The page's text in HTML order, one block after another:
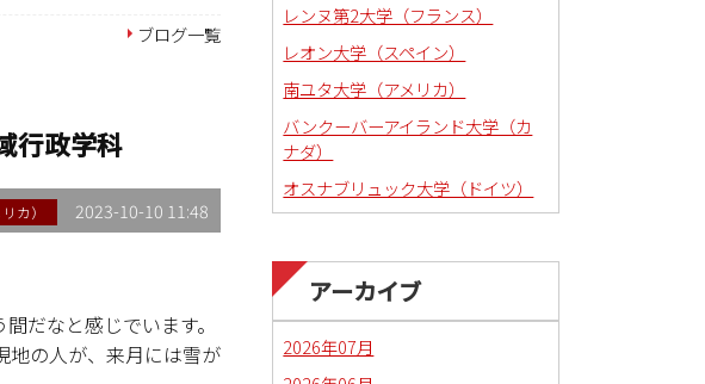
ブログ一覧
行政学科
カ） 2023-10-10 11:48
だなと感じでいます。
地の人が、来月には雪が
レンヌ第2大学（フランス）
レオン大学（スペイン）
南ユタ大学（アメリカ）
バンクーバーアイランド大学（カ
ナダ）
オスナブリュック大学（ドイツ）
アーカイブ
2026年07月